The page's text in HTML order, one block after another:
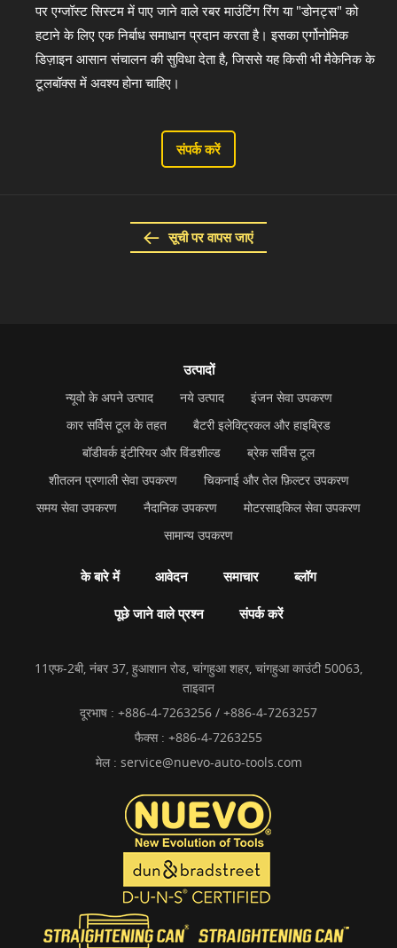
पर एग्जॉस्ट सिस्टम में पाए जाने वाले रबर माउंटिंग रिंग या "डोनट्स" को
हटाने के लिए एक निर्बाध समाधान प्रदान करता है। इसका एर्गोनोमिक
डिज़ाइन आसान संचालन की सुविधा देता है, जिससे यह किसी भी मैकेनिक के
टूलबॉक्स में अवश्य होना चाहिए।
संपर्क करें
सूची पर वापस जाएं
उत्पादों
न्यूवो के अपने उत्पाद नये उत्पाद
इंजन सेवा उपकरण
कार सर्विस टूल के तहत
बैटरी इलेक्ट्रिकल और हाइब्रिड
बॉडीवर्क इंटीरियर और विंडशील्ड
ब्रेक सर्विस टूल
शीतलन प्रणाली सेवा उपकरण
चिकनाई और तेल फ़िल्टर उपकरण
समय सेवा उपकरण
नैदानिक उपकरण
मोटरसाइकिल सेवा उपकरण
सामान्य उपकरण
के बारे में आवेदन समाचार ब्लॉग
पूछे जाने वाले प्रश्न संपर्क करें
11एफ-2बी, नंबर 37, हुआशान रोड, चांगहुआ शहर, चांगहुआ काउंटी 50063,
ताइवान
दूरभाष : +886-4-7263256 / +886-4-7263257
फैक्स : +886-4-7263255
मेल : service@nuevo-auto-tools.com